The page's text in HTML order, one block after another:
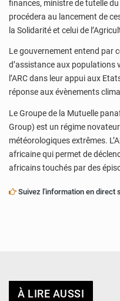
finances, ministre de tutelle du
procédera au lancement de
la Solidarité et celui de
Le gouvernement entend par
d’assistance aux populations
l’ARC dans leur appui aux
réponse aux évènements
Le Groupe de la Mutuelle
Group) est un régime
météorologiques extrêmes.
africaine qui permet de
africains touchés par des
Suivez l'information en direct
À LIRE AUSSI